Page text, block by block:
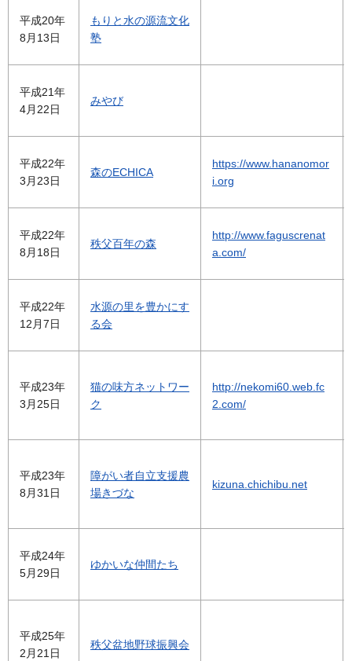
平成20年
8月13日
もりと水の源流文化
塾
平成21年
4月22日
みやび
平成22年
3月23日
森のECHICA
https://www.hananomor
i.org
平成22年
8月18日
秩父百年の森
http://www.faguscrenat
a.com/
平成22年
12月7日
水源の里を豊かにす
る会
平成23年
3月25日
猫の味方ネットワー
ク
http://nekomi60.web.fc
2.com/
平成23年
8月31日
障がい者自立支援農
場きづな
kizuna.chichibu.net
平成24年
5月29日
ゆかいな仲間たち
平成25年
2月21日
秩父盆地野球振興会